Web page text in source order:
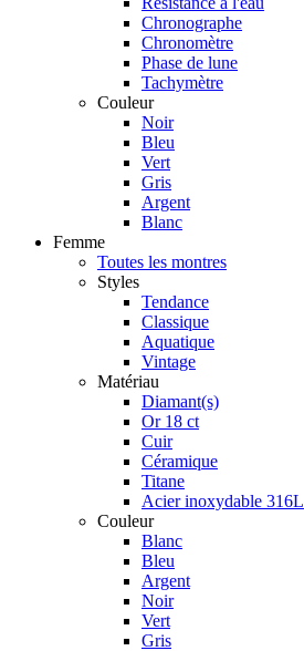
Chronographe
Chronomètre
Phase de lune
Tachymètre
Couleur
Noir
Bleu
Vert
Gris
Argent
Blanc
Femme
Toutes les montres
Styles
Tendance
Classique
Aquatique
Vintage
Matériau
Diamant(s)
Or 18 ct
Cuir
Céramique
Titane
Acier inoxydable 316L
Couleur
Blanc
Bleu
Argent
Noir
Vert
Gris